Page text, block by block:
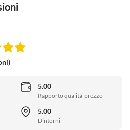
5.00
Rapporto qualità-prezzo
5.00
Dintorni